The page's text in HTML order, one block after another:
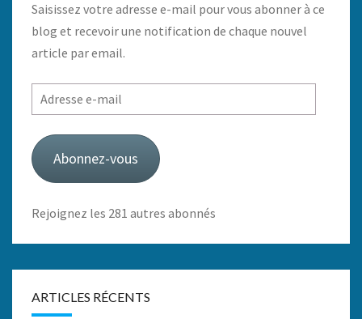
Saisissez votre adresse e-mail pour vous abonner à ce
blog et recevoir une notification de chaque nouvel
article par email.
Adresse
e-
mail
Abonnez-vous
Rejoignez les 281 autres abonnés
ARTICLES RÉCENTS